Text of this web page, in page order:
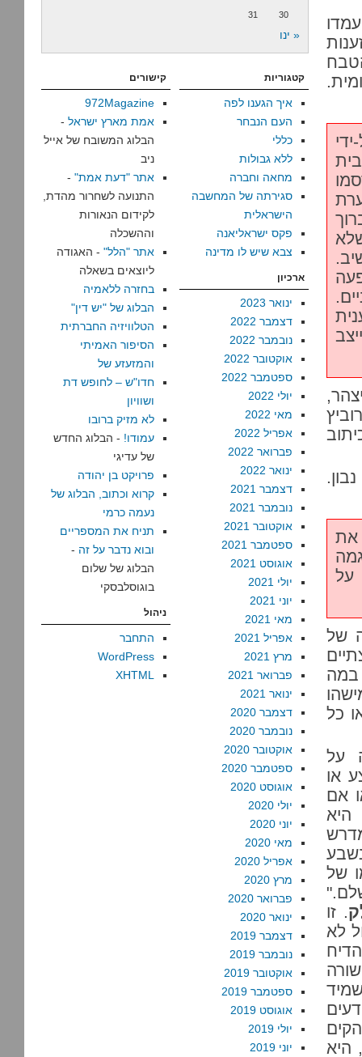
את
על
של
במה
כל
על
או
אם
היא
של
. זו
לא
היא
30
31
« ינו
קטגוריות
איך הגענו לפה
העם הנבחר
כללי
ללא גבולות
מחאה וחברה
סגירתה של המחשבה
הישראלית
פקס ישראליאנה
צבא שיש לו מדינה
ארכיון
ינואר 2023
דצמבר 2022
נובמבר 2022
אוקטובר 2022
ספטמבר 2022
יולי 2022
מאי 2022
אפריל 2022
פברואר 2022
ינואר 2022
דצמבר 2021
נובמבר 2021
אוקטובר 2021
ספטמבר 2021
אוגוסט 2021
יולי 2021
יוני 2021
מאי 2021
אפריל 2021
מרץ 2021
פברואר 2021
ינואר 2021
דצמבר 2020
נובמבר 2020
אוקטובר 2020
ספטמבר 2020
אוגוסט 2020
יולי 2020
יוני 2020
מאי 2020
אפריל 2020
מרץ 2020
פברואר 2020
ינואר 2020
דצמבר 2019
נובמבר 2019
אוקטובר 2019
ספטמבר 2019
אוגוסט 2019
יולי 2019
יוני 2019
קישורים
972Magazine
אמת מארץ ישראל -
הבלוג המשובח של אייל
ניב
אתר "דעת אמת" -
התנועה לשחרור מהדת,
לקידום הנאורות
וההשכלה
אתר "הלל" - האגודה
ליוצאים בשאלה
בחזרה ללאמיה
הבלוג של "יש דין"
הטלוויזיה החברתית
הסיפור האמיתי
והמזעזע של
חדו"ש – לחופש דת
ושוויון
לא מזיק ברובו
עמודו! - הבלוג החדש
של עדיגי
פרויקט בן יהודה
קרוא וכתוב, הבלוג של
נעמה כרמי
תניח את המספריים
ובוא נדבר על זה -
הבלוג של שלום
בוגוסלבסקי
ניהול
התחבר
WordPress
XHTML